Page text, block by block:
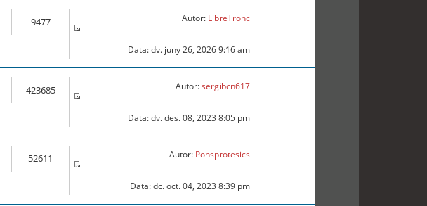
9477 Autor: LibreTronc
Data: dv. juny 26, 2026 9:16 am
423685 Autor:sergibcn617
Data: dv. des. 08, 2023 8:05 pm
52611 Autor: Ponsprotesics
Data: dc. oct. 04, 2023 8:39 pm